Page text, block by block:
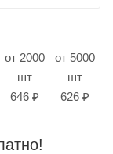
от 2000
шт
646 ₽
от 5000
шт
626 ₽